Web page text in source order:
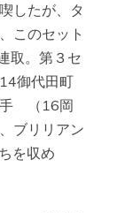
したが、タ
このセット
取。第３セ
御代田町
手 （16岡
ブリリアン
を収め